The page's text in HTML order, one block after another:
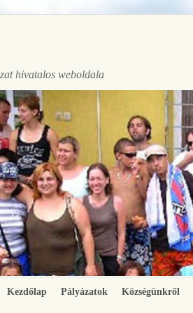
hivatalos weboldala
Kezdőlap Pályázatok Községünkről